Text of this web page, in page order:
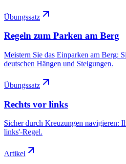
Übungssatz
Regeln zum Parken am Berg
Meistern Sie das Einparken am Berg:
deutschen Hängen und Steigungen.
Übungssatz
Rechts vor links
Sicher durch Kreuzungen navigieren:
links'-Regel.
Artikel